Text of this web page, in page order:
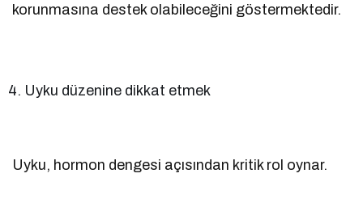
korunmasına destek olabileceğini göstermektedir.
Uyku düzenine dikkat etmek
Uyku, hormon dengesi açısından kritik rol oynar.